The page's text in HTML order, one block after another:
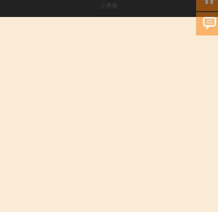
小男孩